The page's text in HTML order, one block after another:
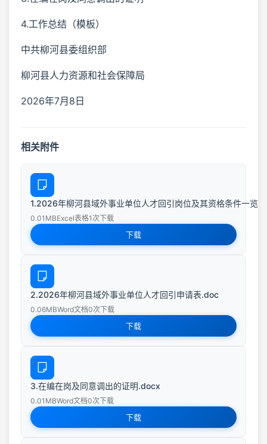
4.工作总结（模板）
中共柳河县委组织部
柳河县人力资源和社会保障局
2026年7月8日
相关附件
1.2026年柳河县域外事业单位人才回引岗位及其资格条件一览
0.01MBExcel表格1次下载
下载
2.2026年柳河县域外事业单位人才回引申请表.doc
0.06MBWord文档0次下载
下载
3.在编在岗及同意调出的证明.docx
0.01MBWord文档0次下载
下载